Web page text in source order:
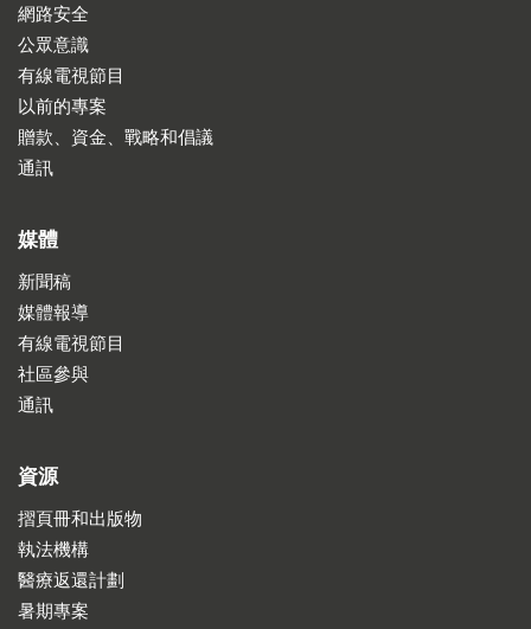
網路安全
公眾意識
有線電視節目
以前的專案
贈款、資金、戰略和倡議
通訊
媒體
新聞稿
媒體報導
有線電視節目
社區參與
通訊
資源
摺頁冊和出版物
執法機構
醫療返還計劃
暑期專案